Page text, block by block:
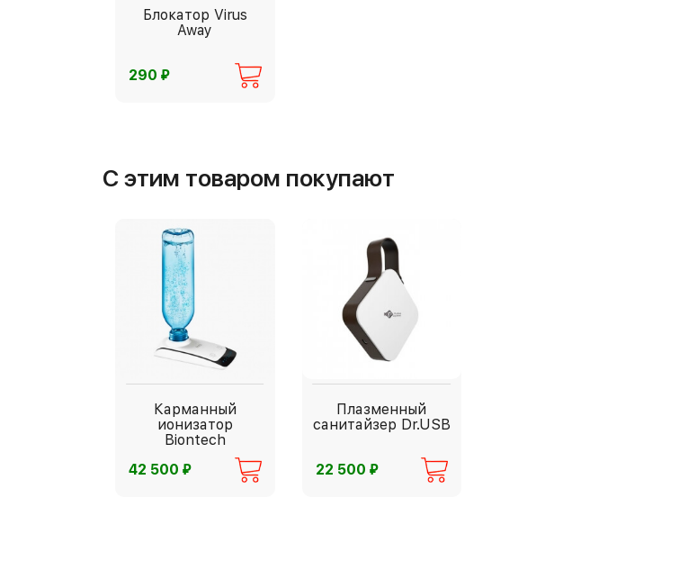
Блокатор Virus
Away
290 ⃏
С этим товаром покупают
Карманный
ионизатор
Biontech
42 500 ⃏
Плазменный
санитайзер Dr.USB
22 500 ⃏